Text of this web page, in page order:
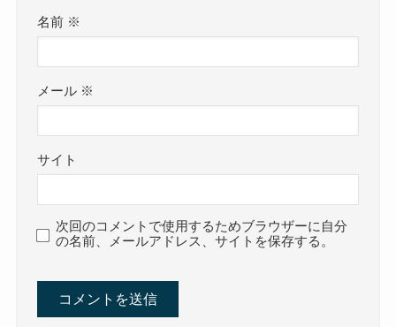
名前 ※
メール ※
サイト
次回のコメントで使用するためブラウザーに自分
の名前、メールアドレス、サイトを保存する。